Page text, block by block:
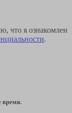
что я ознакомлен
.
время.